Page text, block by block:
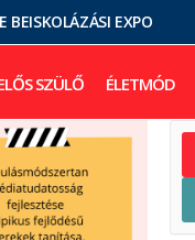
BEISKOLÁZÁSI EXPO
SZÜLŐ ÉLETMÓD